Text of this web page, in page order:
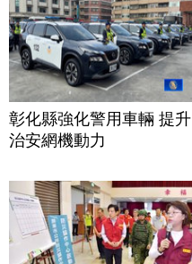
彰化縣強化警用車輛 提升
治安網機動力